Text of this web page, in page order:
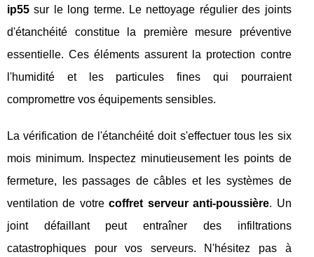
ip55 sur le long terme. Le nettoyage régulier des joints
d'étanchéité constitue la première mesure préventive
essentielle. Ces éléments assurent la protection contre
l'humidité et les particules fines qui pourraient
compromettre vos équipements sensibles.
La vérification de l'étanchéité doit s'effectuer tous les six
mois minimum. Inspectez minutieusement les points de
fermeture, les passages de câbles et les systèmes de
ventilation de votrecoffret serveur anti-poussière. Un
joint défaillant peut entraîner des infiltrations
catastrophiques pour vos serveurs. N'hésitez pas à